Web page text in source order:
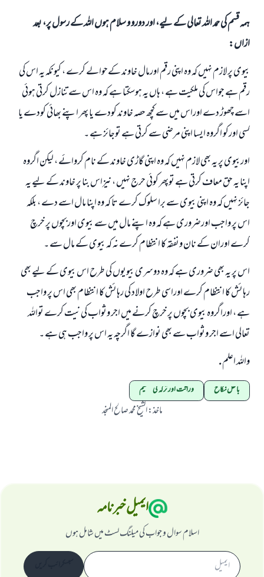
ہمہ قسم کی حمد اللہ تعالی کے لیے، اور دورو و سلام ہوں اللہ کے رسول پر، بعد
ازاں:
بیوی پر لازم نہیں کہ وہ اپنی رقم اورمال خاوند کےحوالے کرے ، کیونکہ یہ اس کی
رقم ہے جواس کی ملکیت ہے ، ہاں یہ ہوسکتا ہے کہ وہ اس سے تنازل کرتی ہوئي
اسے چھوڑ دے اوراس میں سے کچھ حصہ خاوند کودے یا پھر اپنے بھائي کودے یا
کسی اورکو اگروہ ایسا اپنی مرضی سے کرتی ہے توجائز ہے ۔
اوربیوی پر یہ بھی لازم نہیں کہ وہ اپنی گاڑی خاوند کے نام کروائے ، لیکن اگروہ
اپنا یہ حق معاف کرتی ہے توپھر کوئي حرج نہیں ، نیزاس بنا پر خاوند کے لیے یہ
جائز نہیں کہ وہ اپنی بیوی سے برا سلوک کرے تا کہ وہ اپنا مال اسے دے ، بلکہ
اس پر واجب اورضروری ہے کہ وہ اپنے مال میں سے بیوی اوربچوں پر خرچ
کرے اوران کے نان ونفقہ کا انتظام کرے نہ کہ بیوی کے مال سے ۔
اس پر یہ بھی ضروری ہے کہ وہ دوسری بیویوں کی طرح اس بیوی کے لیے بھی
رہائش کا انتظام کرے اوراسی طرح اولاد کی رہائش کا انتظام بھی اس پر واجب
ہے ، اوراگروہ بیوی بچوں پر خرچ کرنے میں اجر وثواب کی نیت کرے تواللہ
تعالی اسے اجر وثواب سے بھی نوازے گا اگرچہ یہ اس پر واجب ہی ہے ۔
واللہ اعلم .
باطل نکاح وراثت اور ترکہ کی تقسیم
ماخذ:الشیخ محمد صالح المنجد
ایمیل خبرنامہ
اسلام سوال و جواب کی میلنگ لسٹ میں شامل ہوں
رسول اللہ صلی اللہ علیہ و سلم کا فرمان ہے:
(مسلم : 1893)
ابھی تعاون کریں